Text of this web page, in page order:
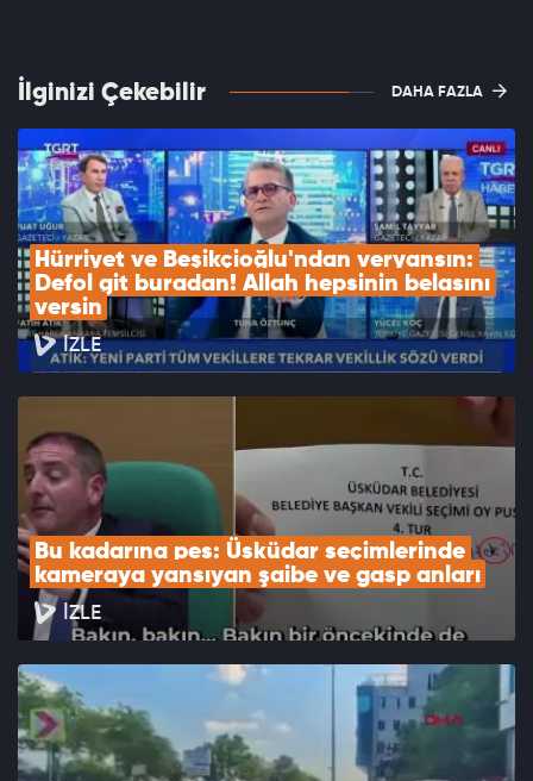
İlginizi Çekebilir DAHA FAZLA
Hürriyet ve Beşikçioğlu'ndan veryansın:
Defol git buradan! Allah hepsinin belasını
versin
İZLE
Bu kadarına pes: Üsküdar seçimlerinde
kameraya yansıyan şaibe ve gasp anları
İZLE